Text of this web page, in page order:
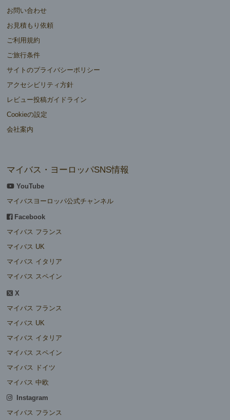
お問い合わせ
お見積もり依頼
ご利用規約
ご旅行条件
サイトのプライバシーポリシー
アクセシビリティ方針
レビュー投稿ガイドライン
Cookieの設定
会社案内
マイバス・ヨーロッパSNS情報
YouTube
マイバスヨーロッパ公式チャンネル
Facebook
マイバス フランス
マイバス UK
マイバス イタリア
マイバス スペイン
X
マイバス フランス
マイバス UK
マイバス イタリア
マイバス スペイン
マイバス ドイツ
マイバス 中欧
Instagram
マイバス フランス